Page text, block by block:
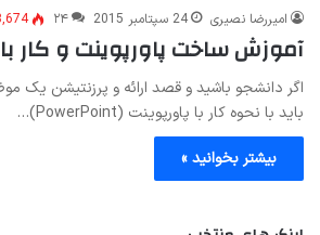
امیررضا نصیری 24 سپتامبر 2015 ۲۴
آموزش ساخت پاورپوینت و کار
اگر دانشجو باشید و قصد ارائه و پرزنتیشن یک
باید با نحوه کار با پاورپوینت (PowerPoint)…
بیشتر بخوانید »